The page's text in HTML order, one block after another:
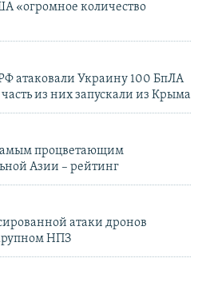
«огромное количество
атаковали Украину 100 БпЛА
из них запускали из Крыма
процветающим
Азии – рейтинг
атаки дронов
НПЗ